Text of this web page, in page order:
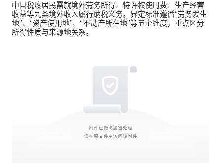
中国税收居民需就境外劳务所得、特许权使用费、生产经营
收益等九类境外收入履行纳税义务。界定标准遵循“劳务发生
地”、“资产使用地”、“不动产所在地”等五个维度，重点区分
所得性质与来源地关系。